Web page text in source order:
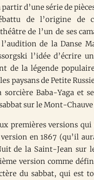
d’une série de
de l’origine de
de l’un de ses
de la Danse
l’idée d’écrire
de la légende
paysans de Petite
Baba-Yaga et
sur le Mont-Chauve
premières versions
en 1867 (qu’il
de la Saint-Jean sur
version comme
du sabbat, qui est